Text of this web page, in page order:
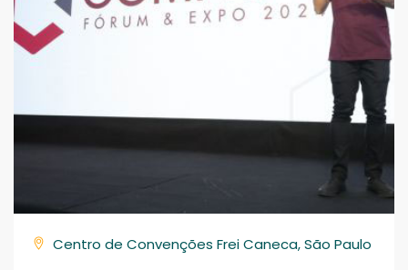
Centro de Convenções Frei Caneca, São Paulo